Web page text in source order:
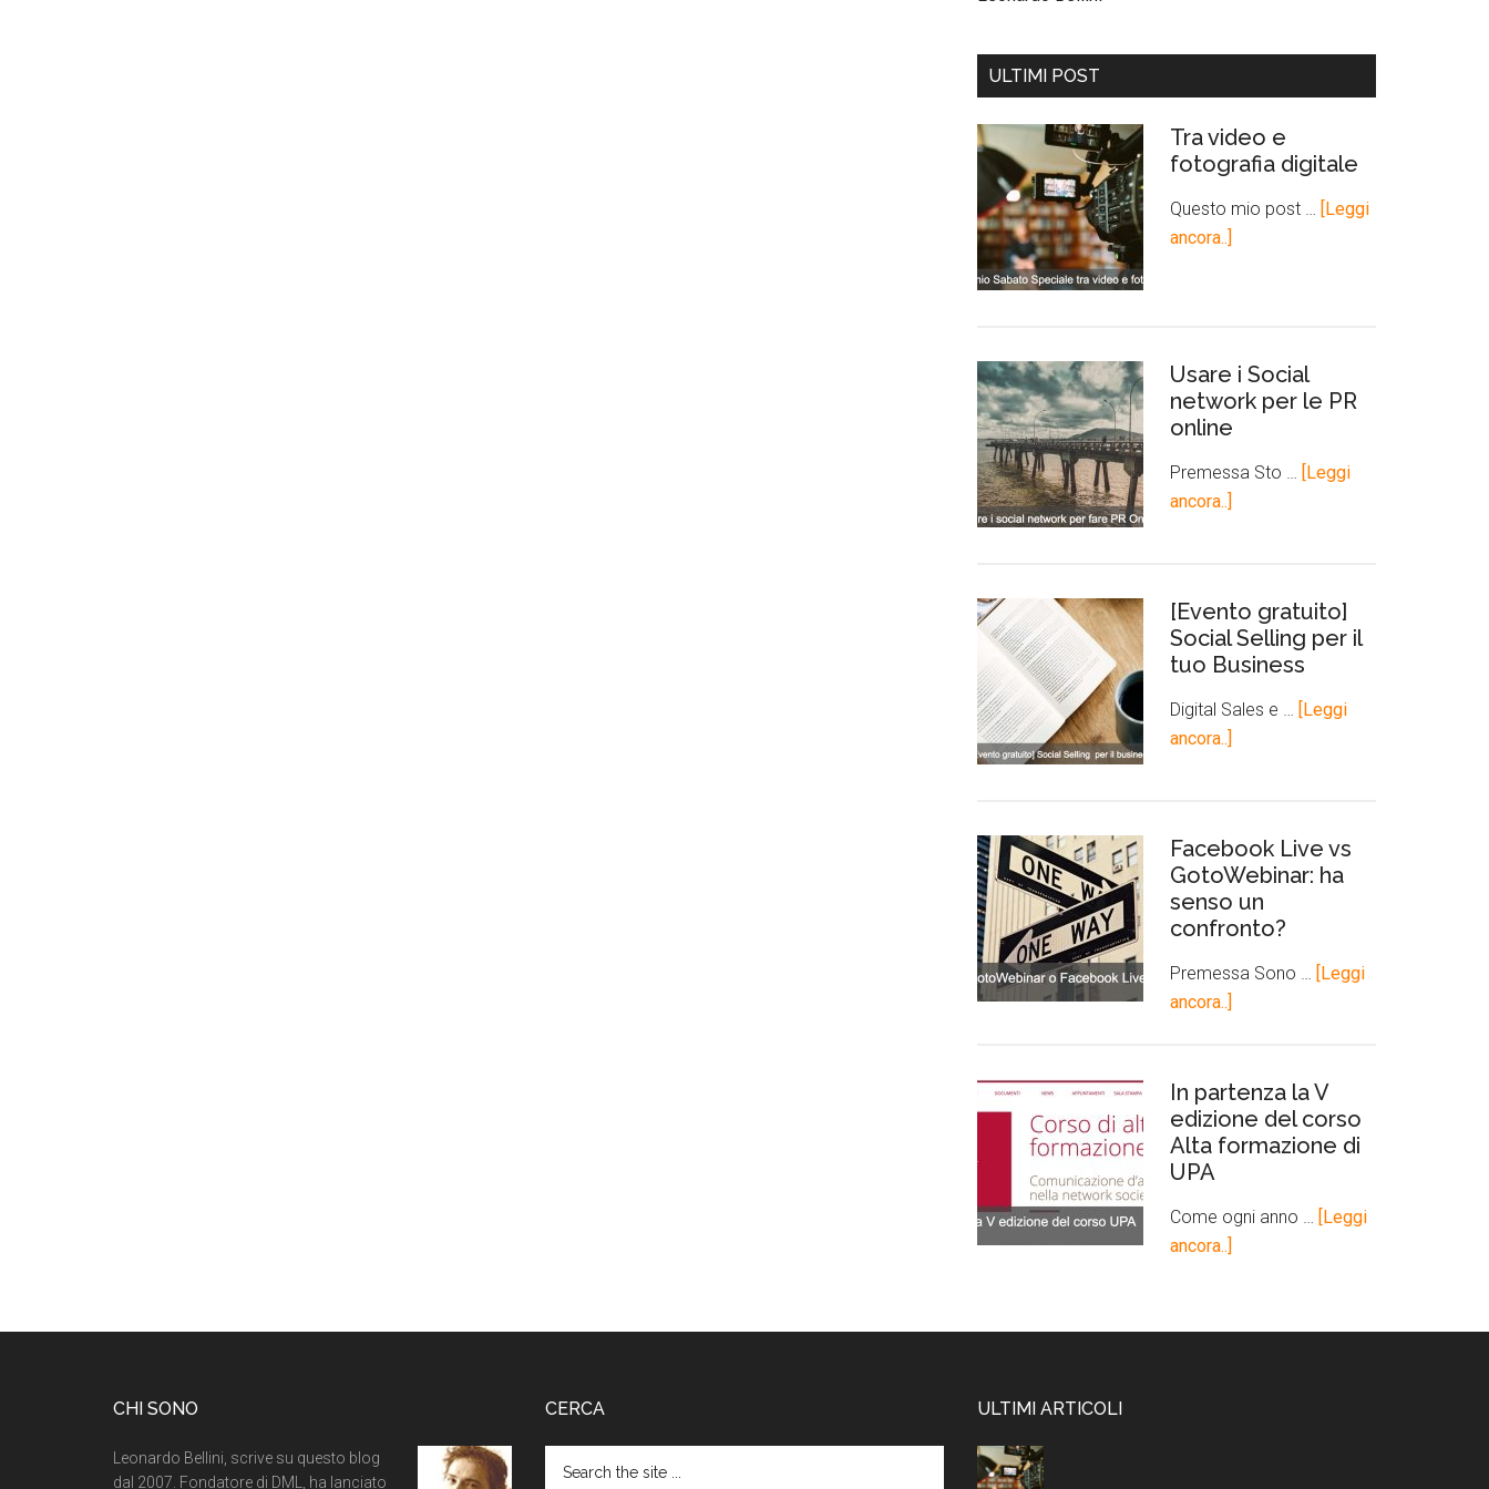
ULTIMI POST
Tra video e
fotografia digitale
Questo mio post …
[Leggi
ancora..]
Usare i Social
network per le PR
online
Premessa Sto …
[Leggi
ancora..]
[Evento gratuito]
Social Selling per il
tuo Business
Digital Sales e …
[Leggi
ancora..]
Facebook Live vs
GotoWebinar: ha
senso un
confronto?
Premessa Sono …
[Leggi
ancora..]
In partenza la V
edizione del corso
Alta formazione di
UPA
Come ogni anno …
[Leggi
ancora..]
CHI SONO
Leonardo Bellini, scrive su questo blog
dal 2007. Fondatore di DML, ha lanciato
CERCA ULTIMI ARTICOLI